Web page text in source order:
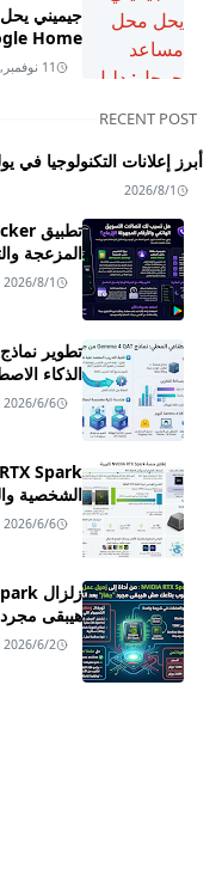
جيميني
Home
11 نوفمبر, 2025
RECENT POST
أبرز إعلانات التكنولوجيا في يوليو 2026: ثورة الذكاء
2026/8/1
المزعجة
2026/8/1
الذكاء
2026/6/6
الشخصية
2026/6/6
هيبقى مجرد
2026/6/2